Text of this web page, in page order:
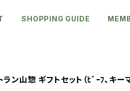
SHOPPING GUIDE
ラン山惣 ギフトセット（ﾋﾞｰﾌ､キ